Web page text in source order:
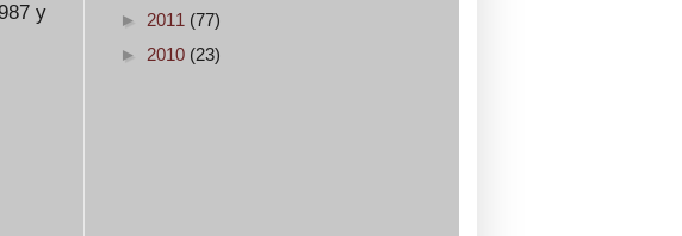
y
► 2011 (77)
► 2010 (23)